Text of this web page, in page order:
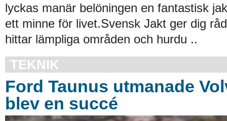
lyckas manär belöningen en fantastisk
ett minne för livet.Svensk Jakt ger dig
hittar lämpliga områden och hurdu ..
TEKNIK
Ford Taunus utmanade
blev en succé